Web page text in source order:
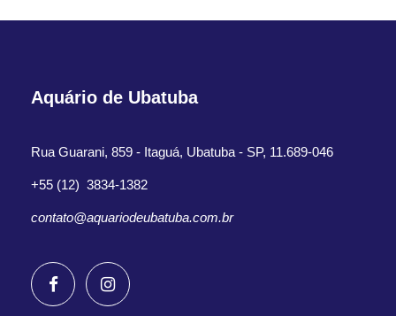
Aquário de Ubatuba
Rua Guarani, 859 - Itaguá, Ubatuba - SP, 11.689-046
+55 (12) 3834-1382
contato@aquariodeubatuba.com.br